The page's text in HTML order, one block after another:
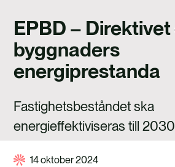
NYHETER OCH INSIKTER
FALLSTUDIER
KONTAKTA OSS
EPBD – Direktivet
byggnaders
energiprestanda
Fastighetsbeståndet ska
energieffektiviseras till
14 oktober 2024